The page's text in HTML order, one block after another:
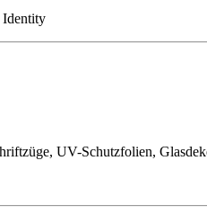
UV-Schutzfolien,